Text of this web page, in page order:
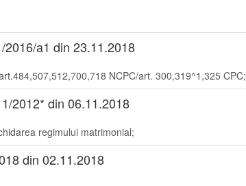
a1 din 23.11.2018
NCPC/art. 300,319^1,325 CPC;
2012* din 06.11.2018
regimului matrimonial;
din 02.11.2018